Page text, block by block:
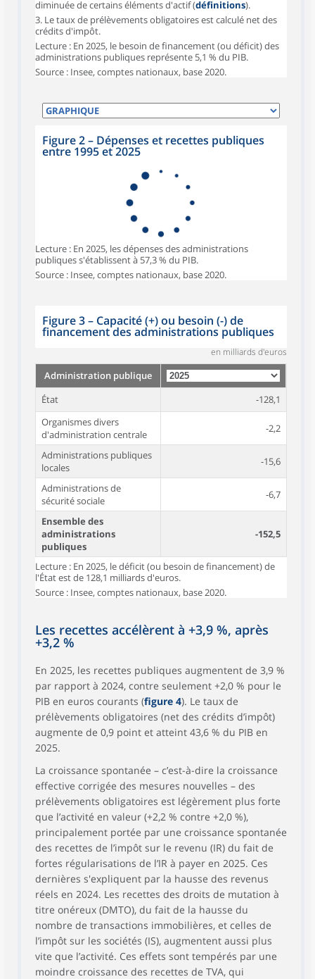
diminuée de certains éléments d'actif (définitions).
3. Le taux de prélèvements obligatoires est calculé net des
crédits d'impôt.
Lecture : En 2025, le besoin de financement (ou déficit) des
administrations publiques représente 5,1 % du PIB.
Source : Insee, comptes nationaux, base 2020.
Figure 2 – Dépenses et recettes publiques
entre 1995 et 2025
Lecture : En 2025, les dépenses des administrations
publiques s'établissent à 57,3 % du PIB.
Source : Insee, comptes nationaux, base 2020.
Figure 3 – Capacité (+) ou besoin (-) de
financement des administrations publiques
en milliards d'euros
Administration publique
État
-128,1
Organismes divers
d'administration centrale
-2,2
Administrations publiques
locales
-15,6
Administrations de
sécurité sociale
-6,7
Ensemble des
administrations
publiques
-152,5
Lecture : En 2025, le déficit (ou besoin de financement) de
l'État est de 128,1 milliards d'euros.
Source : Insee, comptes nationaux, base 2020.
Les recettes accélèrent à +3,9 %, après
+3,2 %
En 2025, les recettes publiques augmentent de 3,9 %
par rapport à 2024, contre seulement +2,0 % pour le
PIB en euros courants (figure 4). Le taux de
prélèvements obligatoires (net des crédits d’impôt)
augmente de 0,9 point et atteint 43,6 % du PIB en
2025.
La croissance spontanée – c’est-à-dire la croissance
effective corrigée des mesures nouvelles – des
prélèvements obligatoires est légèrement plus forte
que l’activité en valeur (+2,2 % contre +2,0 %),
principalement portée par une croissance spontanée
des recettes de l’impôt sur le revenu (IR) du fait de
fortes régularisations de l’IR à payer en 2025. Ces
dernières s'expliquent par la hausse des revenus
réels en 2024. Les recettes des droits de mutation à
titre onéreux (DMTO), du fait de la hausse du
nombre de transactions immobilières, et celles de
l’impôt sur les sociétés (IS), augmentent aussi plus
vite que l’activité. Ces effets sont tempérés par une
moindre croissance des recettes de TVA, qui